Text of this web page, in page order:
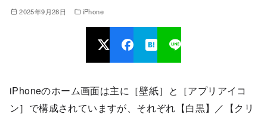
2025年9月28日 iPhone
iPhoneのホーム画面は主に［壁紙］と［アプリアイコ
ン］で構成されていますが、それぞれ【白黒】／【クリ